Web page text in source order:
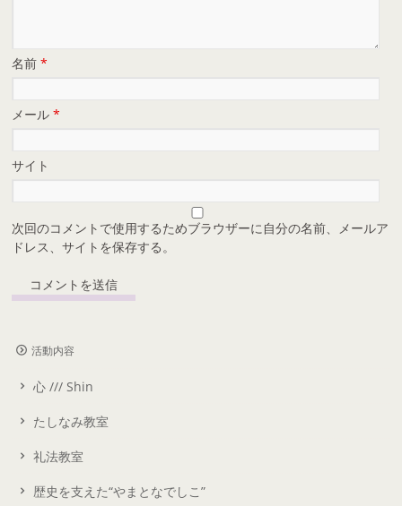
名前*
メール*
サイト
次回のコメントで使用するためブラウザーに自分の名前、メールア
ドレス、サイトを保存する。
活動内容
心 /// Shin
たしなみ教室
礼法教室
歴史を支えた“やまとなでしこ”